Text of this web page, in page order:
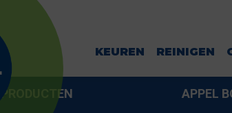
KEUREN REINIGEN
RADEWIJK_4243
PRODUCTEN APPEL